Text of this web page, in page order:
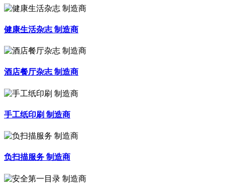
健康生活杂志 制造商
酒店餐厅杂志 制造商
手工纸印刷 制造商
负扫描服务 制造商